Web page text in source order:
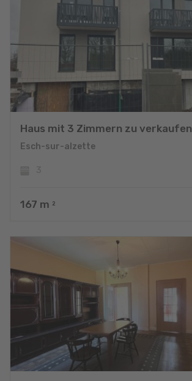
Haus mit 3 Zimmern zu verkaufen
Esch-sur-alzette
167 m 2